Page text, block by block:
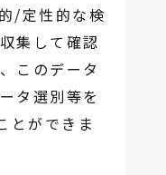
/定性的な検
集して確認
このデータ
タ選別等を
とができま